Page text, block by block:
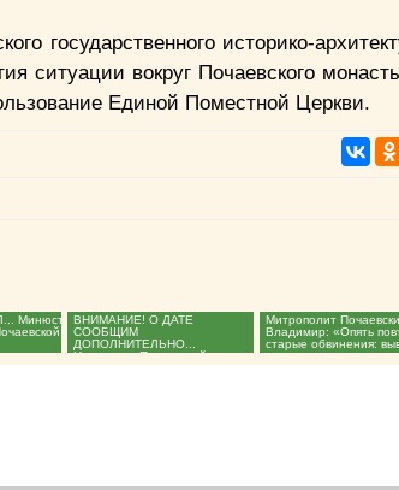
государственного историко-
ситуации вокруг Почаевского
Единой Поместной Церкви.
Минюст
ВНИМАНИЕ! О ДАТЕ
СООБЩИМ
ДОПОЛНИТЕЛЬНО...
Наместник Почаевской лавры
призвал верующих встать на...
Митрополит
Владимир: «Опять
старые обвинения:
святыни,...